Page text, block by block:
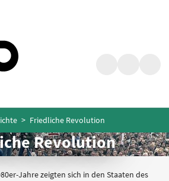
Friedliche Revolution
Revolution
Jahre zeigten sich in den Staaten des